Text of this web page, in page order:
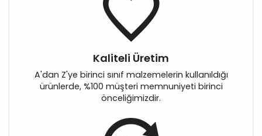
Kaliteli Üretim
A'dan Z'ye birinci sınıf malzemelerin kullanıldığı
ürünlerde, %100 müşteri memnuniyeti birinci
önceliğimizdir.